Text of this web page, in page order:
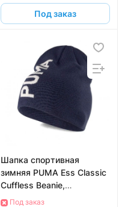
Под заказ
Шапка спортивная
зимняя PUMA Ess Classic
Cuffless Beanie,
02343302, темно-синий
Под заказ